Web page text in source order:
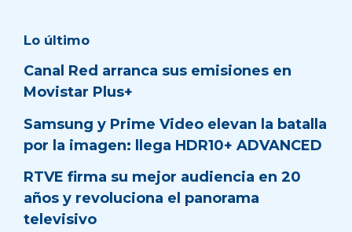
Lo último
Canal Red arranca sus emisiones en
Movistar Plus+
Samsung y Prime Video elevan la batalla
por la imagen: llega HDR10+ ADVANCED
RTVE firma su mejor audiencia en 20
años y revoluciona el panorama
televisivo